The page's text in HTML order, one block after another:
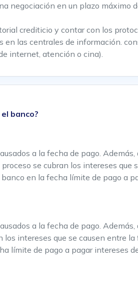
negociación en un plazo máximo
crediticio y contar con los
las centrales de información.
internet, atención o cina).
banco?
a la fecha de pago.
se cubran los intereses
en la fecha límite de pago a
a la fecha de pago.
intereses que se causen entre
límite de pago a pagar intereses